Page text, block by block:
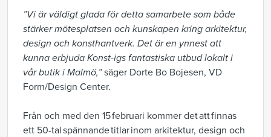
”Vi är väldigt glada för detta samarbete som både
stärker mötesplatsen och kunskapen kring arkitektur,
design och konsthantverk. Det är en ynnest att
kunna erbjuda Konst-igs fantastiska utbud lokalt i
vår butik i Malmö,”säger Dorte Bo Bojesen, VD
Form/Design Center.
Från och med den 15 februari kommer det att finnas
ett 50-tal spännande titlar inom arkitektur, design och